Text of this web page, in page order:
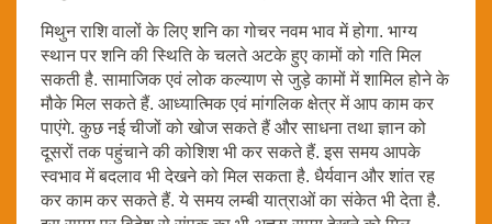
मिथुन राशि वालों के लिए शनि का गोचर नवम भाव में होगा. भाग्य
स्थान पर शनि की स्थिति के चलते अटके हुए कामों को गति मिल
सकती है. सामाजिक एवं लोक कल्याण से जुड़े कामों में शामिल होने के
मौके मिल सकते हैं. आध्यात्मिक एवं मांगलिक क्षेत्र में आप काम कर
पाएंगे. कुछ नई चीजों को खोज सकते हैं और साधना तथा ज्ञान को
दूसरों तक पहुंचाने की कोशिश भी कर सकते हैं. इस समय आपके
स्वभाव में बदलाव भी देखने को मिल सकता है. धैर्यवान और शांत रह
कर काम कर सकते हैं. ये समय लम्बी यात्राओं का संकेत भी देता है.